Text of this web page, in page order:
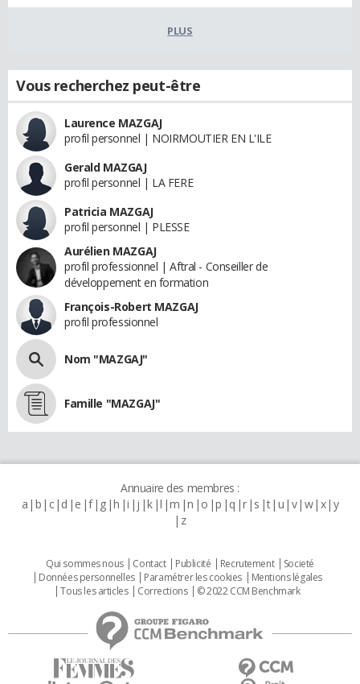
PLUS
Vous recherchez peut-être
Laurence MAZGAJ
profil personnel | NOIRMOUTIER EN L'ILE
Gerald MAZGAJ
profil personnel | LA FERE
Patricia MAZGAJ
profil personnel | PLESSE
Aurélien MAZGAJ
profil professionnel | Aftral - Conseiller de
développement en formation
François-Robert MAZGAJ
profil professionnel
Nom "MAZGAJ"
Famille "MAZGAJ"
Annuaire des membres :
a b c d e f g h i j k l m n o p q r s t u v w x y
z
Qui sommes nous Contact Publicité Recrutement
Societé
Données personnelles
Paramétrer les cookies
Mentions légales
Tous les articles
Corrections © 2022 CCM Benchmark